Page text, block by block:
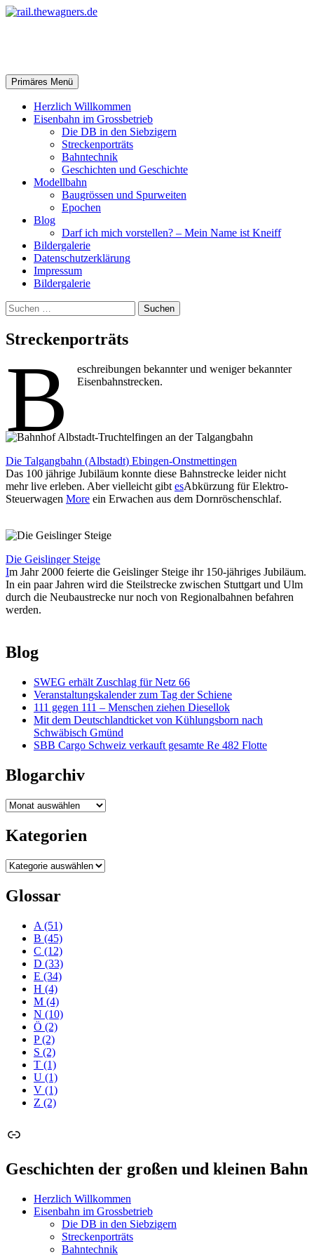
Zum
Suchen
Primäres Menü
Herzlich Willkommen
Eisenbahn im Grossbetrieb
Die DB in den Siebzigern
Streckenporträts
Bahntechnik
Geschichten und Geschichte
Modellbahn
Baugrössen und Spurweiten
Epochen
Blog
Darf ich mich vorstellen? – Mein Name ist Kneiff
Bildergalerie
Datenschutzerklärung
Impressum
Bildergalerie
Suchen
nach:
Streckenporträts
B
eschreibungen bekannter und weniger bekannter
Eisenbahnstrecken.
Die Talgangbahn (Albstadt) Ebingen-Onstmettingen
Das 100 jährige Jubiläum konnte diese Bahnstrecke leider nicht
mehr live erleben. Aber vielleicht gibtesAbkürzung für Elektro-
Steuerwagen More ein Erwachen aus dem Dornröschenschlaf.
Die Geislinger Steige
Im Jahr 2000 feierte die Geislinger Steige ihr 150-jähriges Jubiläum.
In ein paar Jahren wird die Steilstrecke zwischen Stuttgart und Ulm
durch die Neubaustrecke nur noch von Regionalbahnen befahren
werden.
Blog
SWEG erhält Zuschlag für Netz 66
Veranstaltungskalender zum Tag der Schiene
111 gegen 111 – Menschen ziehen Diesellok
Mit dem Deutschlandticket von Kühlungsborn nach
Schwäbisch Gmünd
SBB Cargo Schweiz verkauft gesamte Re 482 Flotte
Blogarchiv
Blogarchiv
Kategorien
Kategorien
Glossar
A (51)
B (45)
C (12)
D (33)
E (34)
H (4)
M (4)
N (10)
Ö (2)
P(2)
S (2)
T (1)
U (1)
V (1)
Z (2)
Link
Geschichten der großen und kleinen Bahn
Herzlich Willkommen
Eisenbahn im Grossbetrieb
Die DB in den Siebzigern
Streckenporträts
Bahntechnik